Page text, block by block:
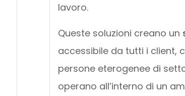
lavoro.
Queste soluzioni creano un
accessibile da tutti i client,
persone eterogenee di
operano all’interno di un